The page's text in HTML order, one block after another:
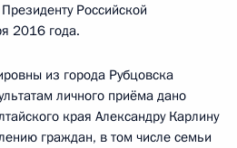
Российской
2016 года.
из города Рубцовска
личного приёма дано
края Александру Карлину
граждан, в том числе семьи